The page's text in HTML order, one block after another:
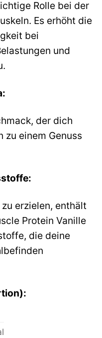
Rolle bei der
Es erhöht die
bei
und
der dich
einem Genuss
erzielen, enthält
Protein Vanille
die deine